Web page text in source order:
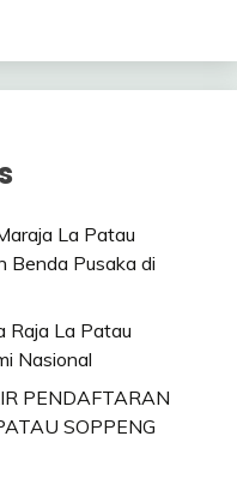
La Patau
Benda Pusaka di
Raja La Patau
Nasional
PENDAFTARAN
SOPPENG